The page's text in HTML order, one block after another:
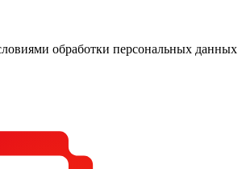
обработки персональных данных